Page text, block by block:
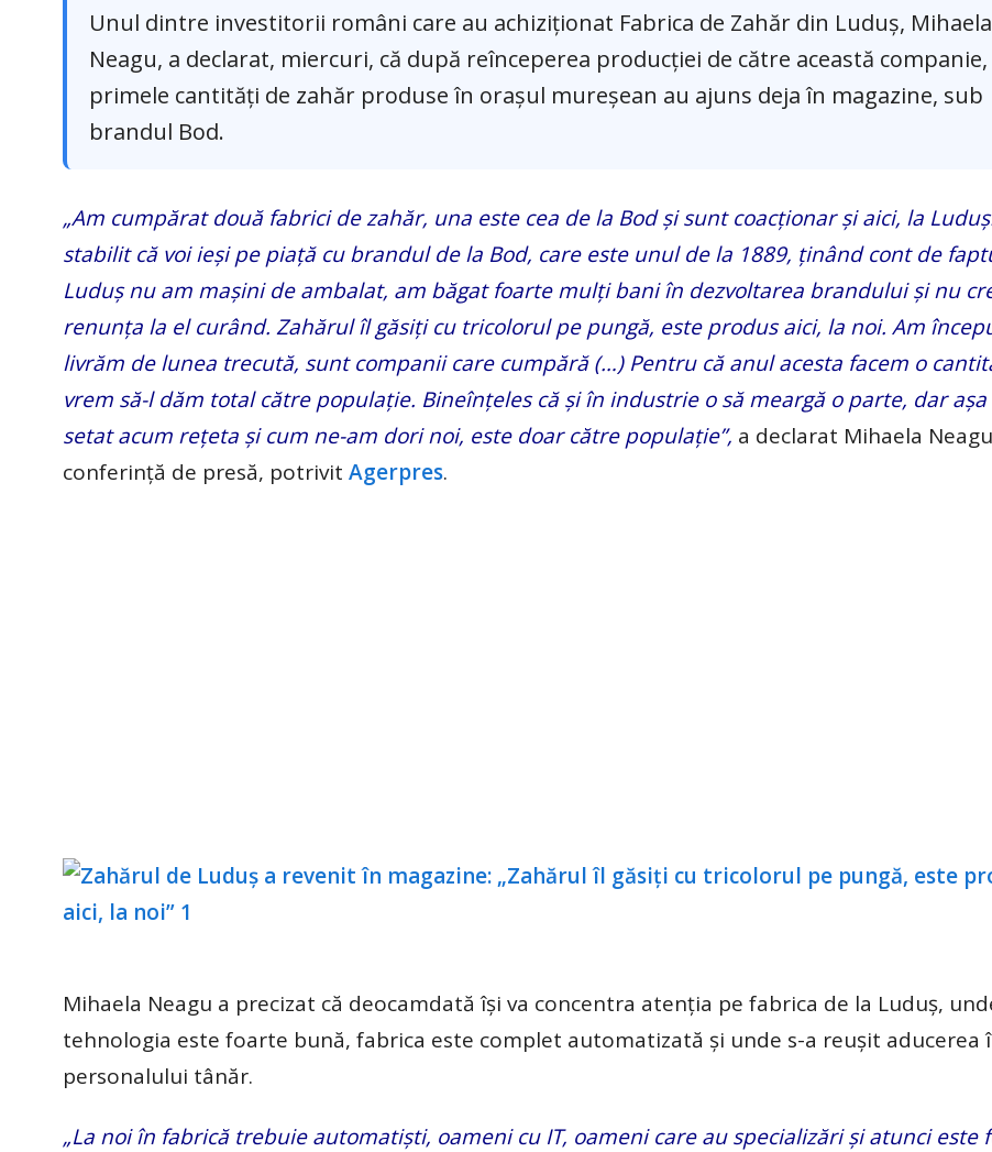
Unul dintre investitorii români care au achiziţionat Fabrica de Zahăr din Luduş, Mihaela
Neagu, a declarat, miercuri, că după reînceperea producţiei de către această companie,
primele cantităţi de zahăr produse în oraşul mureşean au ajuns deja în magazine, sub
brandul Bod.
„Am cumpărat două fabrici de zahăr, una este cea de la Bod şi sunt coacţionar şi aici, la
stabilit că voi ieşi pe piaţă cu brandul de la Bod, care este unul de la 1889, ţinând cont de
Luduş nu am maşini de ambalat, am băgat foarte mulţi bani în dezvoltarea brandului şi nu
renunţa la el curând. Zahărul îl găsiţi cu tricolorul pe pungă, este produs aici, la noi. Am
livrăm de lunea trecută, sunt companii care cumpără (…) Pentru că anul acesta facem o
vrem să-l dăm total către populaţie. Bineînţeles că şi în industrie o să meargă o parte, dar
setat acum reţeta şi cum ne-am dori noi, este doar către populaţie”, a declarat Mihaela
conferinţă de presă, potrivit Agerpres.
Mihaela Neagu a precizat că deocamdată îşi va concentra atenţia pe fabrica de la Luduş,
tehnologia este foarte bună, fabrica este complet automatizată şi unde s-a reuşit aducerea
personalului tânăr.
„La noi în fabrică trebuie automatişti, oameni cu IT, oameni care au specializări şi atunci este